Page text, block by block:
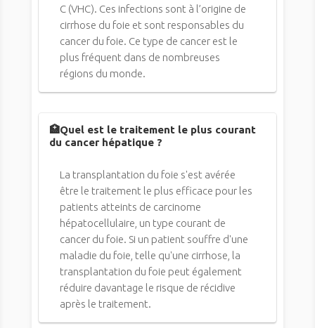
C (VHC). Ces infections sont à l’origine de
cirrhose du foie et sont responsables du
cancer du foie. Ce type de cancer est le
plus fréquent dans de nombreuses
régions du monde.
🏥Quel est le traitement le plus courant
du cancer hépatique ?
La transplantation du foie s'est avérée
être le traitement le plus efficace pour les
patients atteints de carcinome
hépatocellulaire, un type courant de
cancer du foie. Si un patient souffre d'une
maladie du foie, telle qu'une cirrhose, la
transplantation du foie peut également
réduire davantage le risque de récidive
après le traitement.